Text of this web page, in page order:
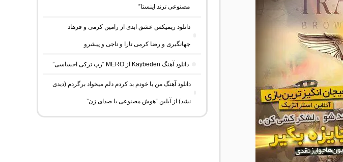
مصنوعی ترند اینستا”
دانلود ریمیکس عشق ابدی از رامین کرمی و فرهاد
جهانگیری و رضا کرمی تارا و ناجی و پیشرو
دانلود آهنگ Kaybeden از MERO “رپ ترکی احساسی”
دانلود آهنگ من با خودم بد کردم دلم میخواد برگردم (دیدی
نشد) از آیلین “هوش مصنوعی با صدای زن”